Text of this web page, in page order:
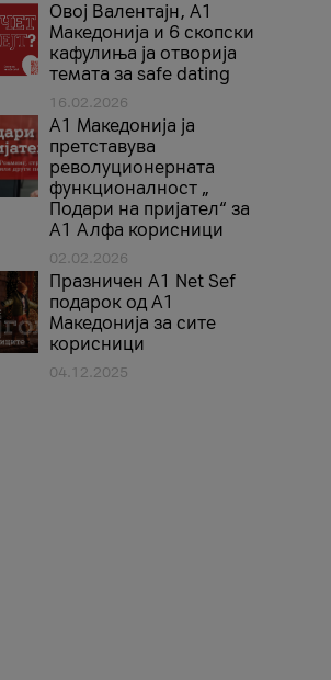
Овој Валентајн, A1
Македонија и 6 скопски
кафулиња ја отворија
темата за safe dating
16.02.2026
А1 Македонија ја
претставува
револуционерната
функционалност „
Подари на пријател“ за
А1 Алфа корисници
02.02.2026
Празничен A1 Net Sеf
подарок од А1
Македонија за сите
корисници
04.12.2025